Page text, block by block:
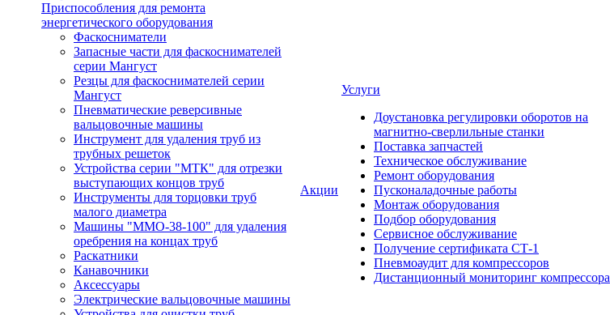
Приспособления для ремонта
энергетического оборудования
Фаскосниматели
Запасные части для фаскоснимателей
серии Мангуст
Резцы для фаскоснимателей серии
Мангуст
Пневматические реверсивные
вальцовочные машины
Инструмент для удаления труб из
трубных решеток
Устройства серии "МТК" для отрезки
выступающих концов труб
Инструменты для торцовки труб
малого диаметра
Машины "ММО-38-100" для удаления
оребрения на концах труб
Раскатники
Канавочники
Аксессуары
Электрические вальцовочные машины
Акции
Услуги
Доустановка регулировки оборотов на
магнитно-сверлильные станки
Поставка запчастей
Техническое обслуживание
Ремонт оборудования
Пусконаладочные работы
Монтаж оборудования
Подбор оборудования
Сервисное обслуживание
Получение сертификата СТ-1
Пневмоаудит для компрессоров
Дистанционный мониторинг компрессора